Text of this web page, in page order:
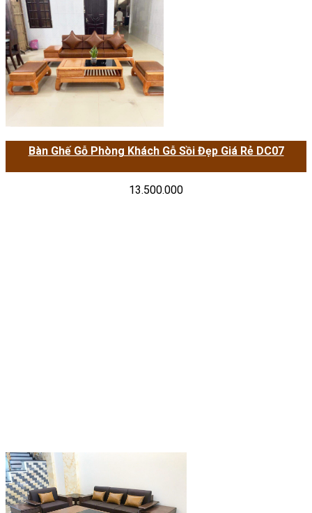
Bàn Ghế Gỗ Phòng Khách Gỗ Sồi Đẹp Giá Rẻ DC07
13.500.000